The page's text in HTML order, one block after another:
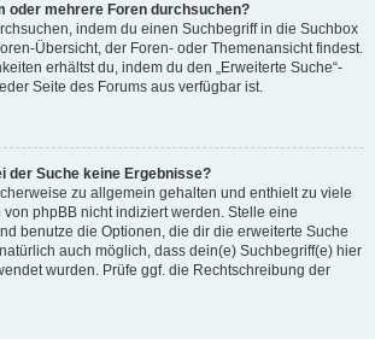
oder mehrere Foren durchsuchen?
indem du einen Suchbegriff in die Suchbox
Übersicht, der Foren- oder Themenansicht findest.
erhältst du, indem du den „Erweiterte Suche“-
Seite des Forums aus verfügbar ist.
der Suche keine Ergebnisse?
zu allgemein gehalten und enthielt zu viele
phpBB nicht indiziert werden. Stelle eine
benutze die Optionen, die dir die erweiterte Suche
auch möglich, dass dein(e) Suchbegriff(e) hier
wurden. Prüfe ggf. die Rechtschreibung der